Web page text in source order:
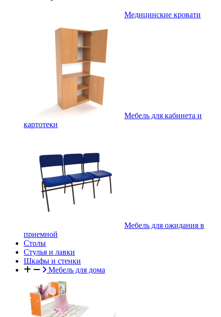
Медицинские кровати
Мебель для кабинета и
картотеки
Мебель для ожидания в
приемной
Столы
Стулья и лавки
Шкафы и стенки
Мебель для дома